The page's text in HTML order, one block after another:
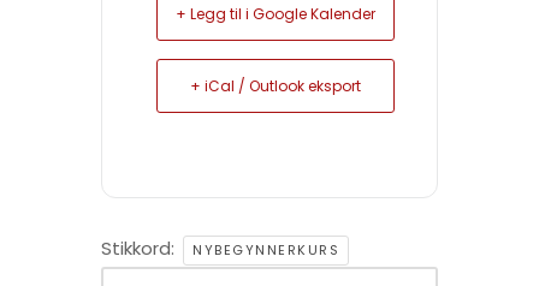
+ Legg til i Google Kalender
+ iCal / Outlook eksport
Stikkord: NYBEGYNNERKURS